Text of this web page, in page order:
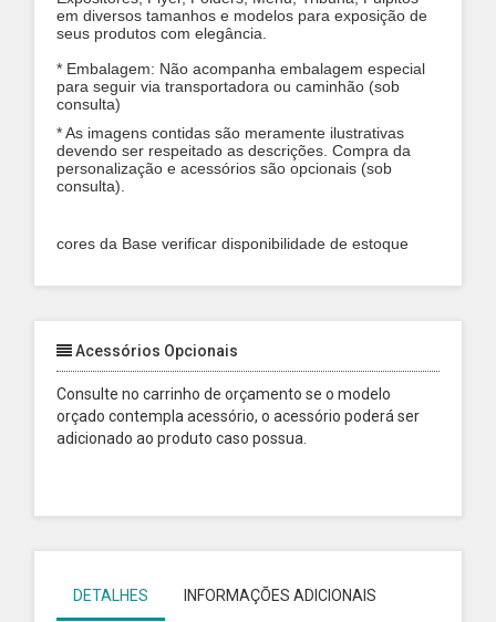
em diversos tamanhos e modelos para exposição de
seus produtos com elegância.
* Embalagem: Não acompanha embalagem especial
para seguir via transportadora ou caminhão (sob
consulta)
* As imagens contidas são meramente ilustrativas
devendo ser respeitado as descrições. Compra da
personalização e acessórios são opcionais (sob
consulta).
cores da Base verificar disponibilidade de estoque
Acessórios Opcionais
Consulte no carrinho de orçamento se o modelo
orçado contempla acessório, o acessório poderá ser
adicionado ao produto caso possua.
DETALHES INFORMAÇÕES ADICIONAIS